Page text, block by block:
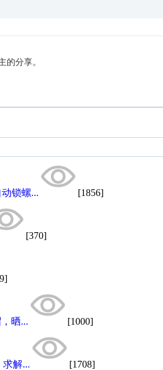
的分享。
锁螺... [1856]
[370]
晒... [1000]
求解... [1708]